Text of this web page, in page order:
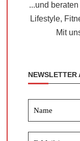
...und
Lifestyle,
Mit
NEWSLETTER